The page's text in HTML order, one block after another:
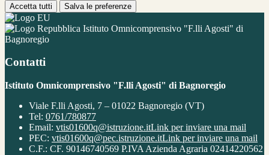
Accetta tutti Salva le preferenze
Istituto Omnicomprensivo "F.lli Agosti" di
Bagnoregio
Contatti
Istituto Omnicomprensivo "F.lli Agosti" di Bagnoregio
Viale F.lli Agosti, 7 – 01022 Bagnoregio (VT)
Tel: 0761/780877
Email: vtis01600q@istruzione.itLink per inviare una mail
PEC: vtis01600q@pec.istruzione.itLink per inviare una mail
C.F.: CF. 90146740569 P.IVA Azienda Agraria 02414220562